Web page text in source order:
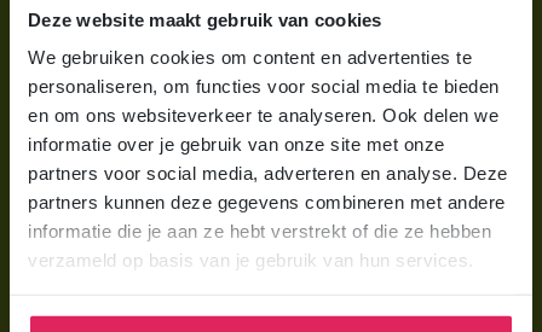
Deze website maakt gebruik van cookies
We gebruiken cookies om content en advertenties te
personaliseren, om functies voor social media te bieden
en om ons websiteverkeer te analyseren. Ook delen we
informatie over je gebruik van onze site met onze
partners voor social media, adverteren en analyse. Deze
partners kunnen deze gegevens combineren met andere
informatie die je aan ze hebt verstrekt of die ze hebben
verzameld op basis van je gebruik van hun services.
Voor ouders
Wat is gastouderopvang?
Wat kost een gastouder?
Hoe vind ik een gastouder?
Voor gastouders